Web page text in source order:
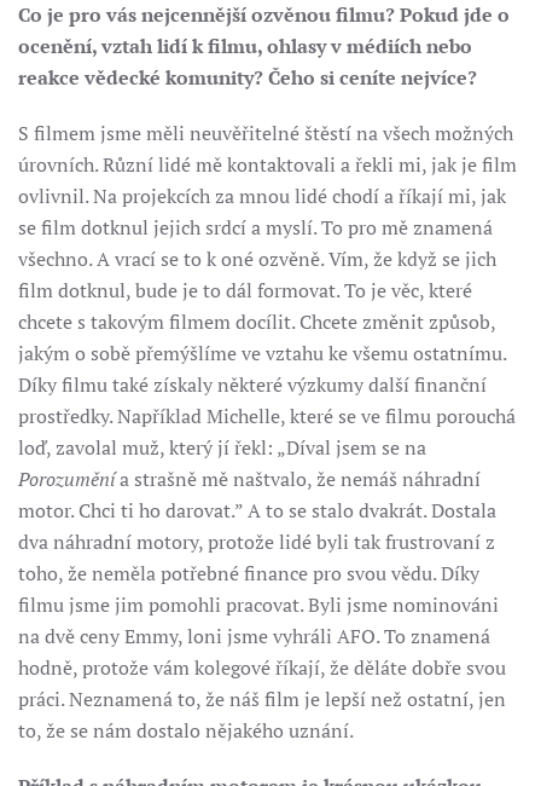
Co je pro vás nejcennější ozvěnou filmu? Pokud jde o
ocenění, vztah lidí k filmu, ohlasy v médiích nebo
reakce vědecké komunity? Čeho si ceníte nejvíce?
S filmem jsme měli neuvěřitelné štěstí na všech možných
úrovních. Různí lidé mě kontaktovali a řekli mi, jak je film
ovlivnil. Na projekcích za mnou lidé chodí a říkají mi, jak
se film dotknul jejich srdcí a myslí. To pro mě znamená
všechno. A vrací se to k oné ozvěně. Vím, že když se jich
film dotknul, bude je to dál formovat. To je věc, které
chcete s takovým filmem docílit. Chcete změnit způsob,
jakým o sobě přemýšlíme ve vztahu ke všemu ostatnímu.
Díky filmu také získaly některé výzkumy další finanční
prostředky. Například Michelle, které se ve filmu porouchá
loď, zavolal muž, který jí řekl: „Díval jsem se na
Porozuměnía strašně mě naštvalo, že nemáš náhradní
motor. Chci ti ho darovat.” A to se stalo dvakrát. Dostala
dva náhradní motory, protože lidé byli tak frustrovaní z
toho, že neměla potřebné finance pro svou vědu. Díky
filmu jsme jim pomohli pracovat. Byli jsme nominováni
na dvě ceny Emmy, loni jsme vyhráli AFO. To znamená
hodně, protože vám kolegové říkají, že děláte dobře svou
práci. Neznamená to, že náš film je lepší než ostatní, jen
to, že se nám dostalo nějakého uznání.